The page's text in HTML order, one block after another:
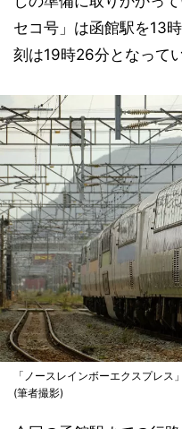
セコ号」は函館駅を13
刻は19時26分となってい
「ノースレインボーエクスプレ
(筆者撮影)